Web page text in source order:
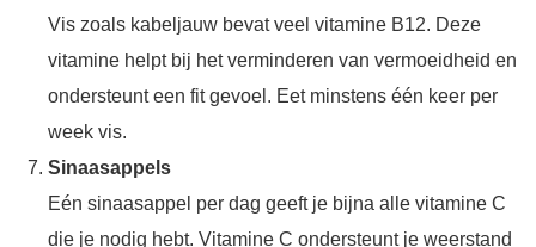
Vis zoals kabeljauw bevat veel vitamine B12. Deze
vitamine helpt bij het verminderen van vermoeidheid en
ondersteunt een fit gevoel. Eet minstens één keer per
week vis.
Sinaasappels
Eén sinaasappel per dag geeft je bijna alle vitamine C
die je nodig hebt. Vitamine C ondersteunt je weerstand